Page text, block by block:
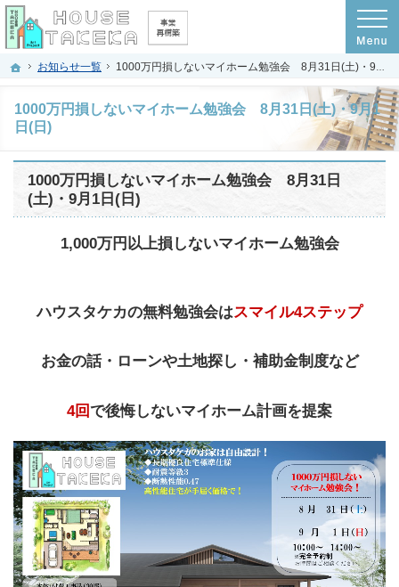
ホーム
お知らせ一覧 1000万円損しないマイホーム勉強会 8月31日(土)・9月1日(日)
1000万円損しないマイホーム勉強会 8月31日(土)・9月1
日(日)
プロの目線からご提案。京都府京都市の注文住宅・新築戸建てを手がける工務店
京都府京都市の新築・注文住宅・新築戸建てを手がける工務店なら(株)ハウスタケ
1000万円損しないマイホーム勉強会 8月31日
(土)・9月1日(日)
1,000万円以上損しないマイホーム勉強会
ハウスタケカの無料勉強会はスマイル4ステップ
お金の話・ローンや土地探し・補助金制度など
4回で後悔しないマイホーム計画を提案